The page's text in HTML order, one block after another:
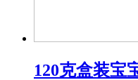
120克盒装宝